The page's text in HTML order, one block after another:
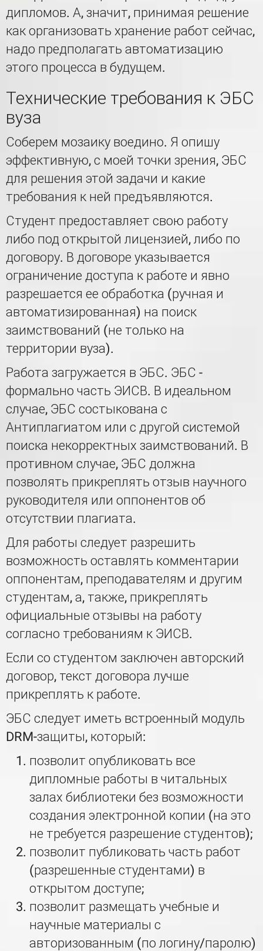
дипломов. А, значит, принимая решение
как организовать хранение работ сейчас,
надо предполагать автоматизацию
этого процесса в будущем.
Технические требования к ЭБС
вуза
Соберем мозаику воедино. Я опишу
эффективную, с моей точки зрения, ЭБС
для решения этой задачи и какие
требования к ней предъявляются.
Студент предоставляет свою работу
либо под открытой лицензией, либо по
договору. В договоре указывается
ограничение доступа к работе и явно
разрешается ее обработка (ручная и
автоматизированная) на поиск
заимствований (не только на
территории вуза).
Работа загружается в ЭБС. ЭБС -
формально часть ЭИСВ. В идеальном
случае, ЭБС состыкована с
Антиплагиатом или с другой системой
поиска некорректных заимствований. В
противном случае, ЭБС должна
позволять прикреплять отзыв научного
руководителя или оппонентов об
отсутствии плагиата.
Для работы следует разрешить
возможность оставлять комментарии
оппонентам, преподавателям и другим
студентам, а, также, прикреплять
официальные отзывы на работу
согласно требованиям к ЭИСВ.
Если со студентом заключен авторский
договор, текст договора лучше
прикреплять к работе.
ЭБС следует иметь встроенный модуль
DRM-защиты, который:
позволит опубликовать все
дипломные работы в читальных
залах библиотеки без возможности
создания электронной копии (на это
не требуется разрешение студентов);
позволит публиковать часть работ
(разрешенные студентами) в
открытом доступе;
позволит размещать учебные и
научные материалы с
авторизованным (по логину/паролю)